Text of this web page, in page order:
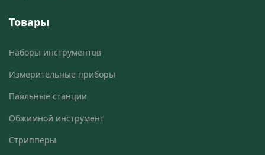
Товары
Наборы инструментов
Измерительные приборы
Паяльные станции
Обжимной инструмент
Стрипперы